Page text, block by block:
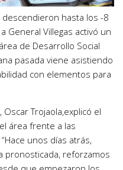
hasta los -8
General Villegas activó un
de Desarrollo Social
pasada viene asistiendo
con elementos para
Trojaola,explicó el
área frente a las
unos días atrás,
pronosticada, reforzamos